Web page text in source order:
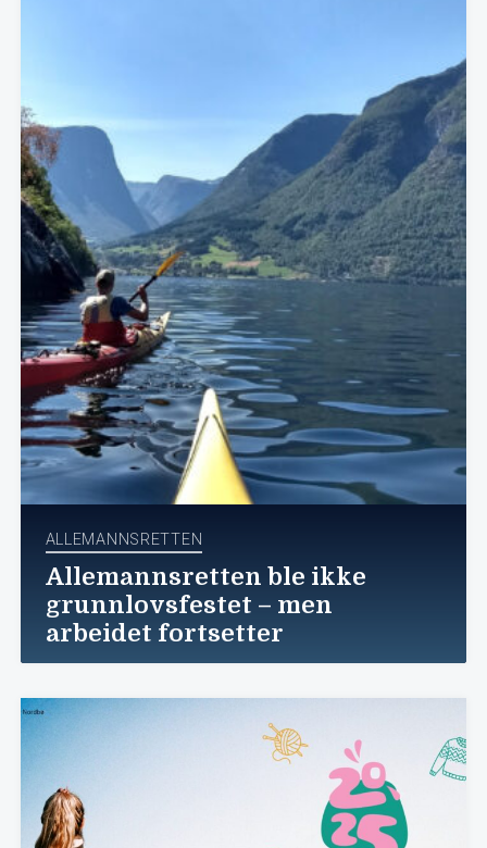
ALLEMANNSRETTEN
Allemannsretten ble ikke
grunnlovsfestet – men
arbeidet fortsetter